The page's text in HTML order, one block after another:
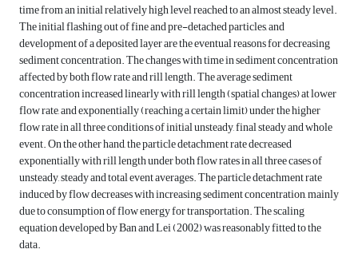
time from an initial relatively high level reached to an almost steady level.
The initial flashing out of fine and pre-detached particles, and
development of a deposited layer are the eventual reasons for decreasing
sediment concentration. The changes with time in sediment concentration
affected by both flow rate and rill length. The average sediment
concentration increased linearly with rill length (spatial changes) at lower
flow rate, and exponentially (reaching a certain limit) under the higher
flow rate in all three conditions of initial unsteady, final steady and whole
event. On the other hand, the particle detachment rate decreased
exponentially with rill length under both flow rates in all three cases of
unsteady, steady and total event averages. The particle detachment rate
induced by flow decreases with increasing sediment concentration, mainly
due to consumption of flow energy for transportation. The scaling
equation developed by Ban and Lei (2002) was reasonably fitted to the
data.